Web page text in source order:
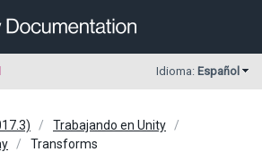
Idioma: Español
Trabajando en Unity
Transforms